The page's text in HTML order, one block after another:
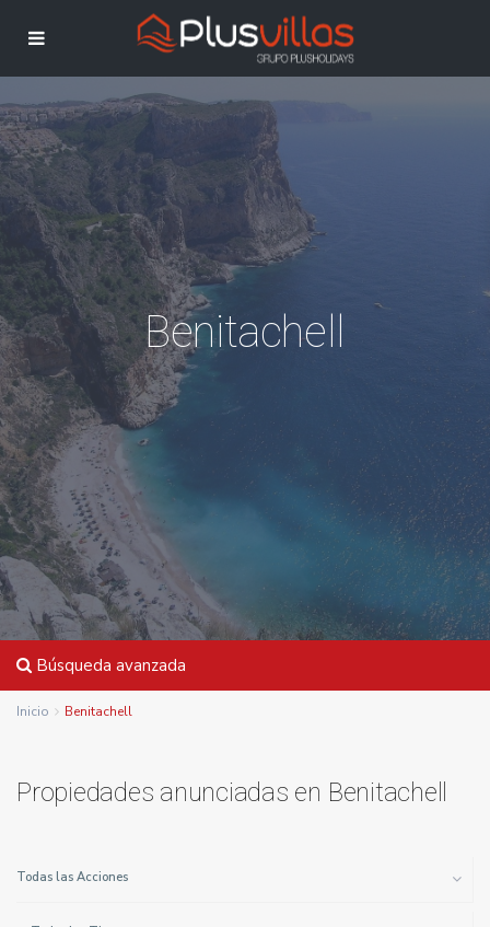
Benitachell
Búsqueda avanzada
Inicio Benitachell
Propiedades anunciadas en Benitachell
Todas las Acciones